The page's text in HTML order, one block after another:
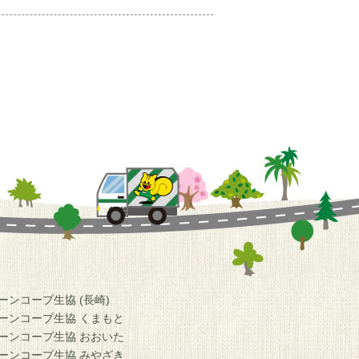
ンコープ生協 (長崎)
ンコープ生協 くまもと
ンコープ生協 おおいた
ンコープ生協 みやざき